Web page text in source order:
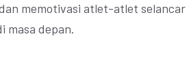
memotivasi atlet-atlet selancar
masa depan.